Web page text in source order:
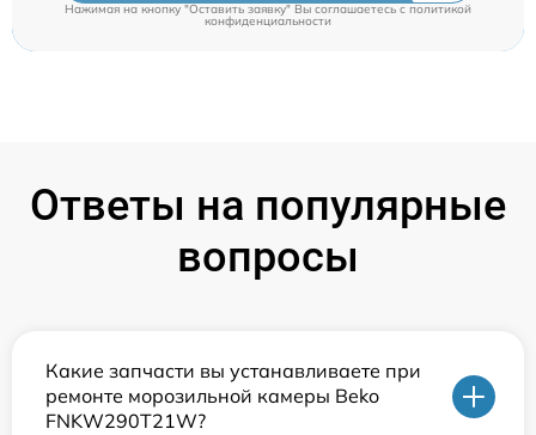
Нажимая на кнопку "Оставить заявку" Вы соглашаетесь c политикой
конфиденциальности
Ответы на популярные
вопросы
Какие запчасти вы устанавливаете при
ремонте морозильной камеры Beko
FNKW290T21W?